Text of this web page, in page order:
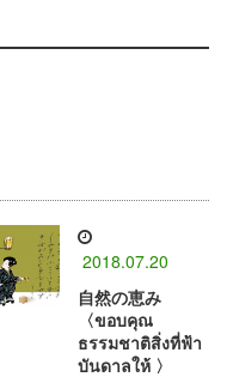
2018.07.20
自然の恵み
〈ขอบคุณ
ธรรมชาติสิ่งที่ฟ้า
บันดาลให้ 〉